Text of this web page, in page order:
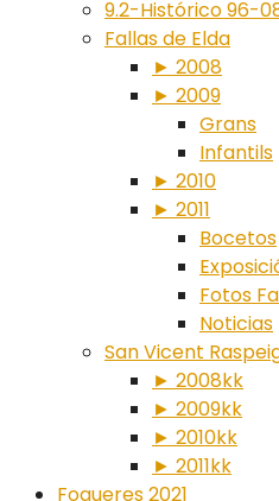
9.2-Histórico 96-
Fallas de Elda
► 2008
► 2009
Grans
Infantils
► 2010
► 2011
Bocetos
Fotos
Noticias
San Vicent
► 2008kk
► 2009kk
► 2010kk
► 2011kk
Fogueres 2021